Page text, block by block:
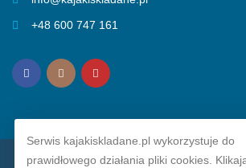
+48 600 747 161
Serwis kajakiskladane.pl wykorzystuje do
prawidłowego działania pliki cookies.